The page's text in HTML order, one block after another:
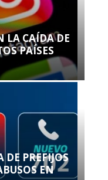
LA CAÍDA DE
PAÍSES
PREFIJOS
EN